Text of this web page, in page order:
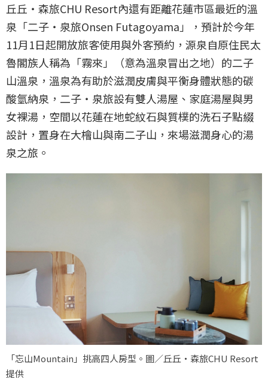
丘丘‧森旅CHU Resort內還有距離花蓮市區最近的溫
泉「二子‧泉旅Onsen Futagoyama」，預計於今年
11月1日起開放旅客使用與外客預約，源泉自原住民太
魯閣族人稱為「霧來」（意為溫泉冒出之地）的二子
山溫泉，溫泉為有助於滋潤皮膚與平衡身體狀態的碳
酸氫納泉，二子‧泉旅設有雙人湯屋、家庭湯屋與男
女裸湯，空間以花蓮在地蛇紋石與質樸的洗石子點綴
設計，置身在大檜山與南二子山，來場滋潤身心的湯
泉之旅。
「忘山Mountain」挑高四人房型。圖／丘丘‧森旅CHU Resort
提供